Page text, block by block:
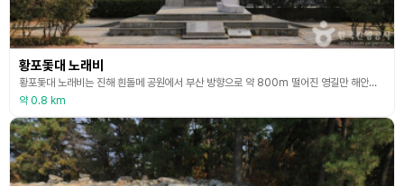
황포돛대 노래비
황포돛대 노래비는 진해 흰돌메 공원에서 부산 방향으로 약 800m 떨어진 영길만 해안관광도로변에 세워져 있다. 대중가요로 널리 알려진 노래 ‘황포돛대’는 이 고장 출신인 작사가 이일윤(필명 용일) 선생이 경기도 연천의 포부대 근무 당시 세모를 앞둔 12월 어느 눈 오는 날 밤 고향 바다인 영길만을 회상하며 노랫말을 만들었고 군 제대 후인 1964년 백영호 작곡, 이미자의 노래로 발표하게 되어 국민 애창곡으로 널리 불리게 되었으다. 그 유래를 담아 이곳
약 0.8 km